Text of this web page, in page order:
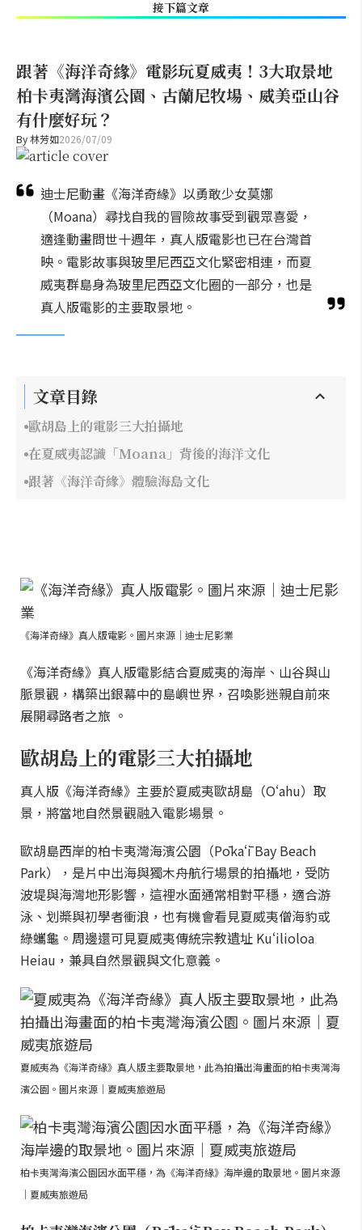
接下篇文章
跟著《海洋奇緣》電影玩夏威夷！3大取景地
柏卡夷灣海濱公園、古蘭尼牧場、威美亞山谷
有什麼好玩？
By林芳如2026/07/09
迪士尼動畫《海洋奇緣》以勇敢少女莫娜
（Moana）尋找自我的冒險故事受到觀眾喜愛，
適逢動畫問世十週年，真人版電影也已在台灣首
映。電影故事與玻里尼西亞文化緊密相連，而夏
威夷群島身為玻里尼西亞文化圈的一部分，也是
真人版電影的主要取景地。
文章目錄
歐胡島上的電影三大拍攝地
在夏威夷認識「Moana」背後的海洋文化
跟著《海洋奇緣》體驗海島文化
《海洋奇緣》真人版電影。圖片來源｜迪士尼影業
《海洋奇緣》真人版電影結合夏威夷的海岸、山谷與山
脈景觀，構築出銀幕中的島嶼世界，召喚影迷親自前來
展開尋路者之旅 。
歐胡島上的電影三大拍攝地
真人版《海洋奇緣》主要於夏威夷歐胡島（Oʻahu）取
景，將當地自然景觀融入電影場景。
歐胡島西岸的柏卡夷灣海濱公園（Pōkaʻī Bay Beach
Park），是片中出海與獨木舟航行場景的拍攝地，受防
波堤與海灣地形影響，這裡水面通常相對平穩，適合游
泳、划槳與初學者衝浪，也有機會看見夏威夷僧海豹或
綠蠵龜。周邊還可見夏威夷傳統宗教遺址 Kuʻilioloa
Heiau，兼具自然景觀與文化意義。
夏威夷為《海洋奇緣》真人版主要取景地，此為拍攝出海畫面的柏卡夷灣海
濱公園。圖片來源｜夏威夷旅遊局
柏卡夷灣海濱公園因水面平穩，為《海洋奇緣》海岸邊的取景地。圖片來源
｜夏威夷旅遊局